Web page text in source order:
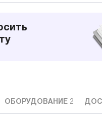
ОБОРУДОВАНИЕ 2